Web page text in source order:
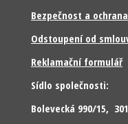
Bezpečnost a
Odstoupení od
Reklamační formulář
Sídlo společnosti:
Bolevecká 990/15,